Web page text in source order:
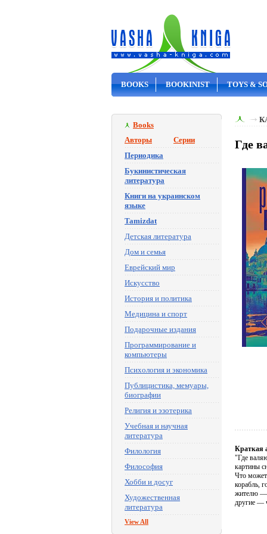
BOOKS BOOKINIST TOYS &
Books
Авторы
Серии
Периодика
Букинистическая
литература
Книги на украинском
языке
Tamizdat
Детская литература
Дом и семья
Еврейский мир
Искусство
История и политика
Медицина и спорт
Подарочные издания
Программирование и
компьютеры
Психология и экономика
Публицистика, мемуары,
биографии
Религия и эзотерика
Учебная и научная
литература
Филология
Философия
Хобби и досуг
Художественная
литература
View All
Где
Краткая
"Где
картины
Что может
корабль,
жителю —
другие —